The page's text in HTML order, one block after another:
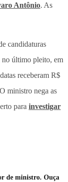
Antônio. As
candidaturas
no último pleito, em
receberam R$
ministro nega as
para investigar
de ministro. Ouça